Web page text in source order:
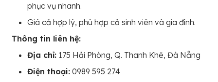
phục vụ nhanh.
Giá cả hợp lý, phù hợp cả sinh viên và gia đình.
Thông tin liên hệ:
Địa chỉ: 175 Hải Phòng, Q. Thanh Khê, Đà Nẵng
Điện thoại: 0989 595 274